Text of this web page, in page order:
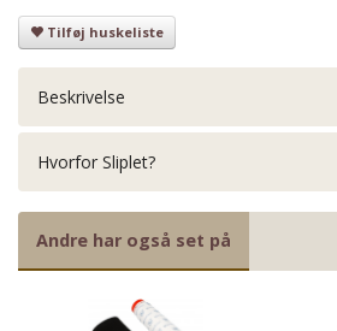
Tilføj huskeliste
Beskrivelse
Hvorfor Sliplet?
Andre har også set på